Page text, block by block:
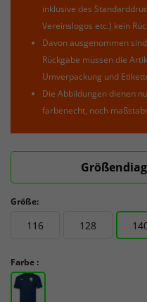
inklusive des
Vereinslogos etc.) kein
Davon ausgenommen
Rückgabe müssen die
Umverpackung und
Die Abbildungen dienen
farbenecht, noch
Größe:
116 128
Farbe :